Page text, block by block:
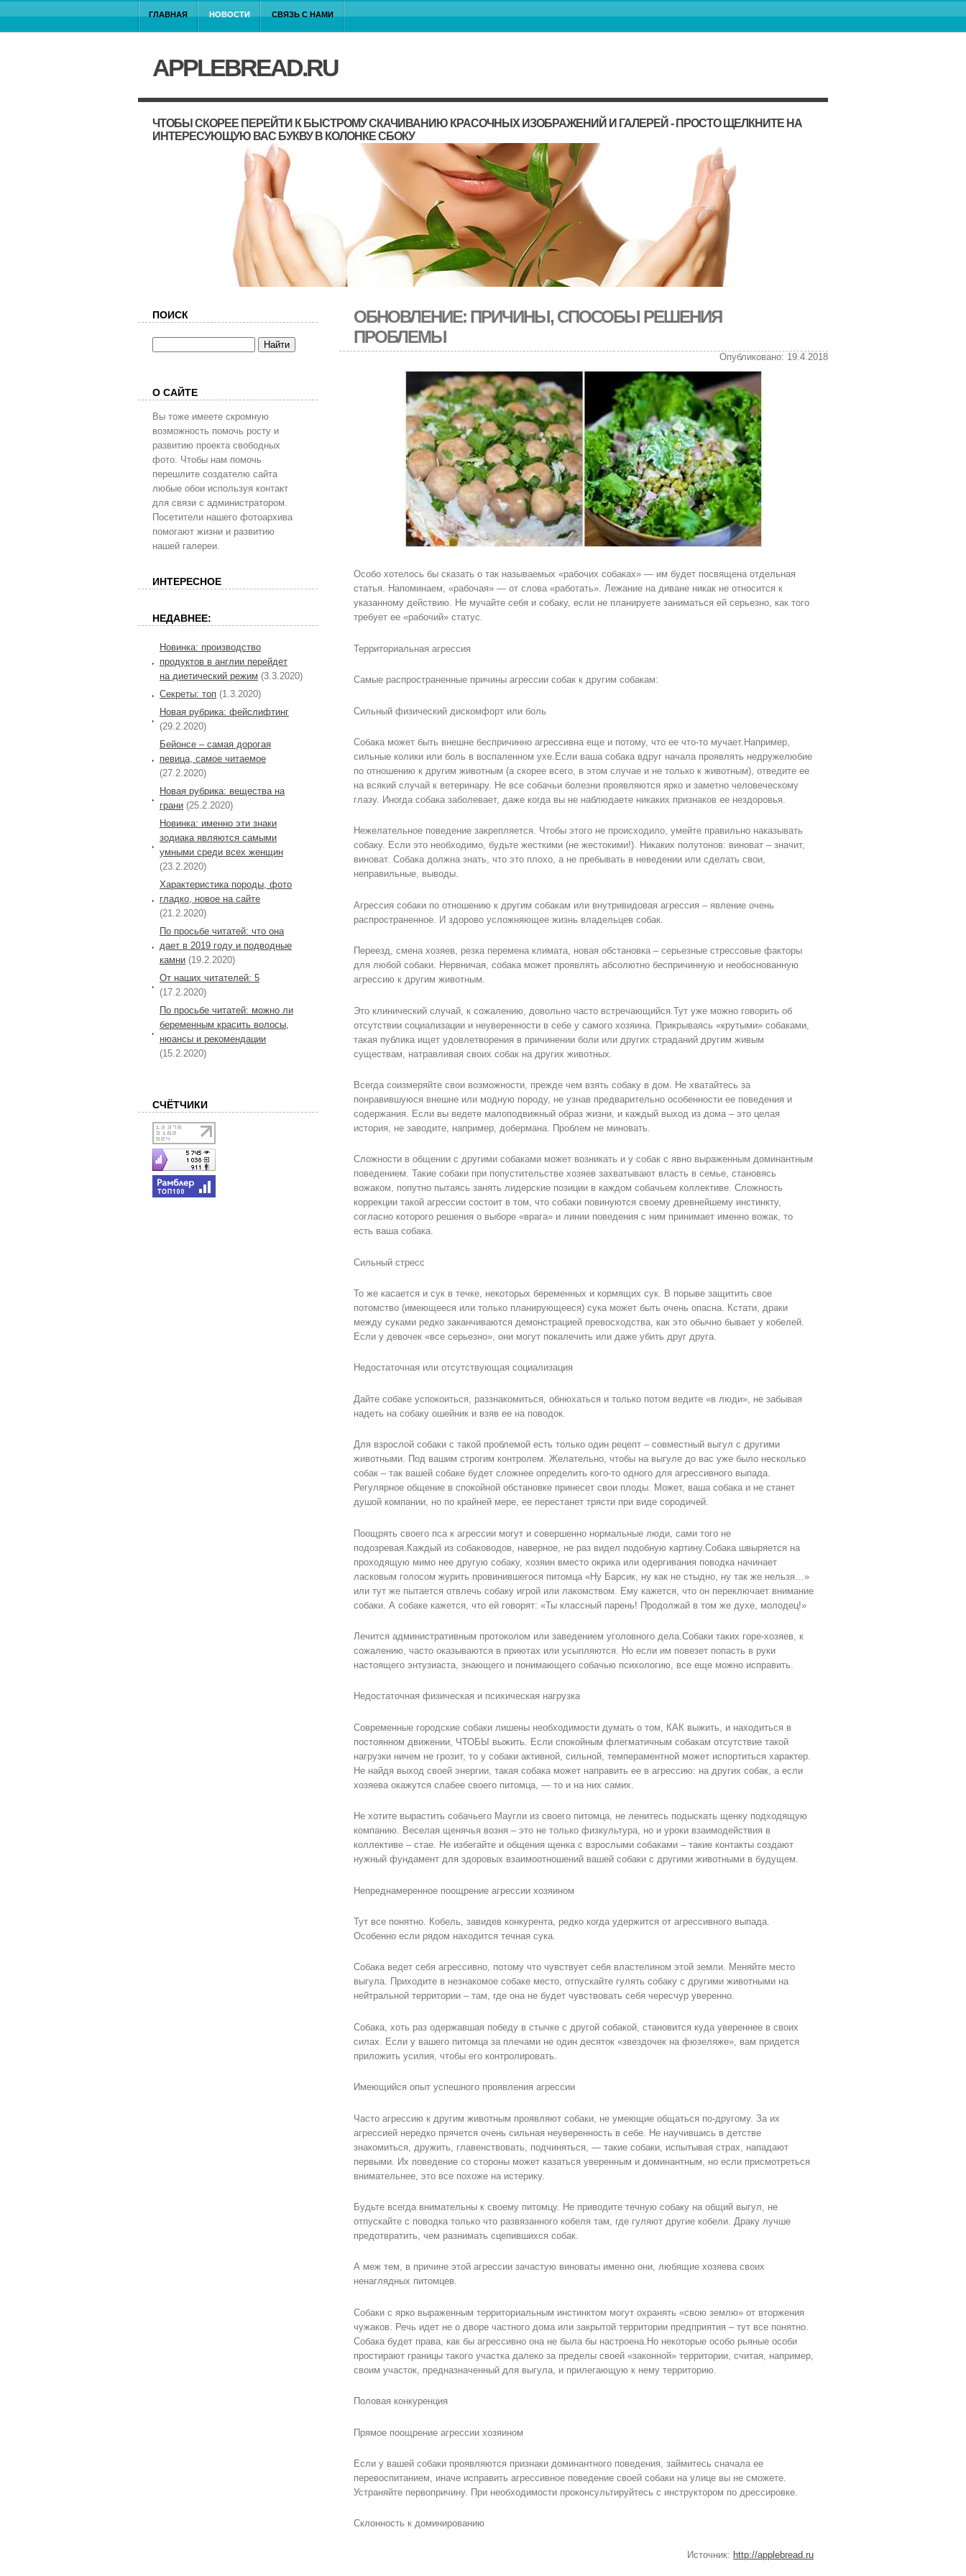
ГЛАВНАЯ НОВОСТИ СВЯЗЬ С НАМИ
APPLEBREAD.RU
ЧТОБЫ СКОРЕЕ ПЕРЕЙТИ К БЫСТРОМУ СКАЧИВАНИЮ КРАСОЧНЫХ ИЗОБРАЖЕНИЙ И ГАЛЕРЕЙ - ПРОСТО ЩЕЛКНИТЕ НА
ИНТЕРЕСУЮЩУЮ ВАС БУКВУ В КОЛОНКЕ СБОКУ
ОБНОВЛЕНИЕ: ПРИЧИНЫ, СПОСОБЫ РЕШЕНИЯ
ПРОБЛЕМЫ
Опубликовано: 19.4.2018
Особо хотелось бы сказать о так называемых «рабочих собаках» — им будет посвящена отдельная
статья. Напоминаем, «рабочая» — от слова «работать». Лежание на диване никак не относится к
указанному действию. Не мучайте себя и собаку, если не планируете заниматься ей серьезно, как того
требует ее «рабочий» статус.
Территориальная агрессия
Самые распространенные причины агрессии собак к другим собакам:
Сильный физический дискомфорт или боль
Собака может быть внешне беспричинно агрессивна еще и потому, что ее что-то мучает.Например,
сильные колики или боль в воспаленном ухе.Если ваша собака вдруг начала проявлять недружелюбие
по отношению к другим животным (а скорее всего, в этом случае и не только к животным), отведите ее
на всякий случай к ветеринару. Не все собачьи болезни проявляются ярко и заметно человеческому
глазу. Иногда собака заболевает, даже когда вы не наблюдаете никаких признаков ее нездоровья.
Нежелательное поведение закрепляется. Чтобы этого не происходило, умейте правильно наказывать
собаку. Если это необходимо, будьте жесткими (не жестокими!). Никаких полутонов: виноват – значит,
виноват. Собака должна знать, что это плохо, а не пребывать в неведении или сделать свои,
неправильные, выводы.
Агрессия собаки по отношению к другим собакам или внутривидовая агрессия – явление очень
распространенное. И здорово усложняющее жизнь владельцев собак.
Переезд, смена хозяев, резка перемена климата, новая обстановка – серьезные стрессовые факторы
для любой собаки. Нервничая, собака может проявлять абсолютно беспричинную и необоснованную
агрессию к другим животным.
Это клинический случай, к сожалению, довольно часто встречающийся.Тут уже можно говорить об
отсутствии социализации и неуверенности в себе у самого хозяина. Прикрываясь «крутыми» собаками,
такая публика ищет удовлетворения в причинении боли или других страданий другим живым
существам, натравливая своих собак на других животных.
Всегда соизмеряйте свои возможности, прежде чем взять собаку в дом. Не хватайтесь за
понравившуюся внешне или модную породу, не узнав предварительно особенности ее поведения и
содержания. Если вы ведете малоподвижный образ жизни, и каждый выход из дома – это целая
история, не заводите, например, добермана. Проблем не миновать.
Сложности в общении с другими собаками может возникать и у собак с явно выраженным доминантным
поведением. Такие собаки при попустительстве хозяев захватывают власть в семье, становясь
вожаком, попутно пытаясь занять лидерские позиции в каждом собачьем коллективе. Сложность
коррекции такой агрессии состоит в том, что собаки повинуются своему древнейшему инстинкту,
согласно которого решения о выборе «врага» и линии поведения с ним принимает именно вожак, то
есть ваша собака.
Сильный стресс
То же касается и сук в течке, некоторых беременных и кормящих сук. В порыве защитить свое
потомство (имеющееся или только планирующееся) сука может быть очень опасна. Кстати, драки
между суками редко заканчиваются демонстрацией превосходства, как это обычно бывает у кобелей.
Если у девочек «все серьезно», они могут покалечить или даже убить друг друга.
Недостаточная или отсутствующая социализация
Дайте собаке успокоиться, раззнакомиться, обнюхаться и только потом ведите «в люди», не забывая
надеть на собаку ошейник и взяв ее на поводок.
Для взрослой собаки с такой проблемой есть только один рецепт – совместный выгул с другими
животными. Под вашим строгим контролем. Желательно, чтобы на выгуле до вас уже было несколько
собак – так вашей собаке будет сложнее определить кого-то одного для агрессивного выпада.
Регулярное общение в спокойной обстановке принесет свои плоды. Может, ваша собака и не станет
душой компании, но по крайней мере, ее перестанет трясти при виде сородичей.
Поощрять своего пса к агрессии могут и совершенно нормальные люди, сами того не
подозревая.Каждый из собаководов, наверное, не раз видел подобную картину.Собака швыряется на
проходящую мимо нее другую собаку, хозяин вместо окрика или одергивания поводка начинает
ласковым голосом журить провинившегося питомца «Ну Барсик, ну как не стыдно, ну так же нельзя…»
или тут же пытается отвлечь собаку игрой или лакомством. Ему кажется, что он переключает внимание
собаки. А собаке кажется, что ей говорят: «Ты классный парень! Продолжай в том же духе, молодец!»
Лечится административным протоколом или заведением уголовного дела.Собаки таких горе-хозяев, к
сожалению, часто оказываются в приютах или усыпляются. Но если им повезет попасть в руки
настоящего энтузиаста, знающего и понимающего собачью психологию, все еще можно исправить.
Недостаточная физическая и психическая нагрузка
Современные городские собаки лишены необходимости думать о том, КАК выжить, и находиться в
постоянном движении, ЧТОБЫ выжить. Если спокойным флегматичным собакам отсутствие такой
нагрузки ничем не грозит, то у собаки активной, сильной, темпераментной может испортиться характер.
Не найдя выход своей энергии, такая собака может направить ее в агрессию: на других собак, а если
хозяева окажутся слабее своего питомца, — то и на них самих.
Не хотите вырастить собачьего Маугли из своего питомца, не ленитесь подыскать щенку подходящую
компанию. Веселая щенячья возня – это не только физкультура, но и уроки взаимодействия в
коллективе – стае. Не избегайте и общения щенка с взрослыми собаками – такие контакты создают
нужный фундамент для здоровых взаимоотношений вашей собаки с другими животными в будущем.
Непреднамеренное поощрение агрессии хозяином
Тут все понятно. Кобель, завидев конкурента, редко когда удержится от агрессивного выпада.
Особенно если рядом находится течная сука.
Собака ведет себя агрессивно, потому что чувствует себя властелином этой земли. Меняйте место
выгула. Приходите в незнакомое собаке место, отпускайте гулять собаку с другими животными на
нейтральной территории – там, где она не будет чувствовать себя чересчур уверенно.
Собака, хоть раз одержавшая победу в стычке с другой собакой, становится куда увереннее в своих
силах. Если у вашего питомца за плечами не один десяток «звездочек на фюзеляже», вам придется
приложить усилия, чтобы его контролировать.
Имеющийся опыт успешного проявления агрессии
Часто агрессию к другим животным проявляют собаки, не умеющие общаться по-другому. За их
агрессией нередко прячется очень сильная неуверенность в себе. Не научившись в детстве
знакомиться, дружить, главенствовать, подчиняться, — такие собаки, испытывая страх, нападают
первыми. Их поведение со стороны может казаться уверенным и доминантным, но если присмотреться
внимательнее, это все похоже на истерику.
Будьте всегда внимательны к своему питомцу. Не приводите течную собаку на общий выгул, не
отпускайте с поводка только что развязанного кобеля там, где гуляют другие кобели. Драку лучше
предотвратить, чем разнимать сцепившихся собак.
А меж тем, в причине этой агрессии зачастую виноваты именно они, любящие хозяева своих
ненаглядных питомцев.
Собаки с ярко выраженным территориальным инстинктом могут охранять «свою землю» от вторжения
чужаков. Речь идет не о дворе частного дома или закрытой территории предприятия – тут все понятно.
Собака будет права, как бы агрессивно она не была бы настроена.Но некоторые особо рьяные особи
простирают границы такого участка далеко за пределы своей «законной» территории, считая, например,
своим участок, предназначенный для выгула, и прилегающую к нему территорию.
Половая конкуренция
Прямое поощрение агрессии хозяином
Если у вашей собаки проявляются признаки доминантного поведения, займитесь сначала ее
перевоспитанием, иначе исправить агрессивное поведение своей собаки на улице вы не сможете.
Устраняйте первопричину. При необходимости проконсультируйтесь с инструктором по дрессировке.
Склонность к доминированию
Источник: http://applebread.ru
ПОИСК
О САЙТЕ
Вы тоже имеете скромную
возможность помочь росту и
развитию проекта свободных
фото. Чтобы нам помочь
перешлите создателю сайта
любые обои используя контакт
для связи с администратором.
Посетители нашего фотоархива
помогают жизни и развитию
нашей галереи.
ИНТЕРЕСНОЕ
НЕДАВНЕЕ:
Новинка: производство
продуктов в англии перейдет
на диетический режим (3.3.2020)
Секреты: топ (1.3.2020)
Новая рубрика: фейслифтинг
(29.2.2020)
Бейонсе – самая дорогая
певица, самое читаемое
(27.2.2020)
Новая рубрика: вещества на
грани (25.2.2020)
Новинка: именно эти знаки
зодиака являются самыми
умными среди всех женщин
(23.2.2020)
Характеристика породы, фото
гладко, новое на сайте
(21.2.2020)
По просьбе читатей: что она
дает в 2019 году и подводные
камни (19.2.2020)
От наших читателей: 5
(17.2.2020)
По просьбе читатей: можно ли
беременным красить волосы,
нюансы и рекомендации
(15.2.2020)
СЧЁТЧИКИ